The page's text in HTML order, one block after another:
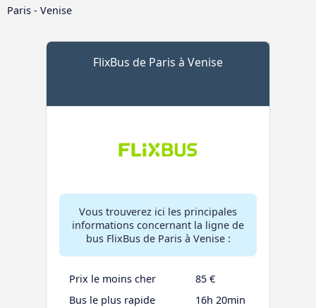
Paris - Venise
FlixBus de Paris à Venise
Vous trouverez ici les principales
informations concernant la ligne de
bus FlixBus de Paris à Venise :
Prix le moins cher
85 €
Bus le plus rapide
16h 20min